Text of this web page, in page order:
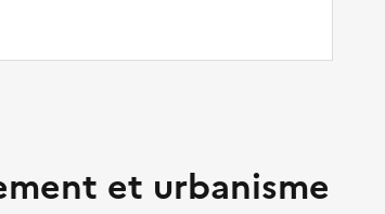
et urbanisme